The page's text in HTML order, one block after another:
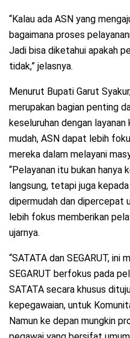
“Kalau ada ASN yang
bagaimana proses
Jadi bisa diketahui apakah
tidak,” jelasnya.
Menurut Bupati Garut
merupakan bagian penting
keseluruhan dengan
mudah, ASN dapat lebih
mereka dalam melayani
“Pelayanan itu bukan hanya
langsung, tetapi juga
dipermudah dan dipercepat
lebih fokus memberikan
ujarnya.
“SATATA dan SEGARUT, ini
SEGARUT berfokus pada
SATATA secara khusus
kepegawaian, untuk
Namun ke depan mungkin